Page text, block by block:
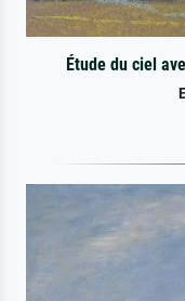
Étude du ciel